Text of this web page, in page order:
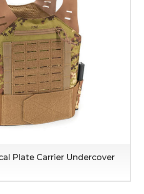
Plate Carrier Undercover